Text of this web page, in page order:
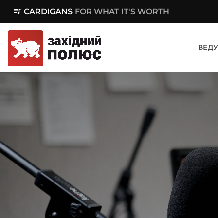
queue_music CARDIGANS FOR WHAT IT'S WORTH